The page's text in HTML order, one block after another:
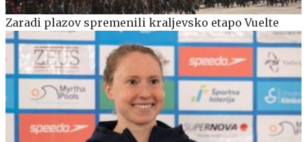
Zaradi plazov spremenili kraljevsko etapo Vuelte